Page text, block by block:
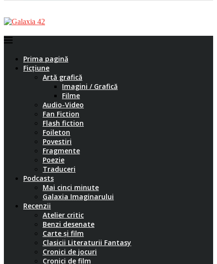
Prima pagină
Ficțiune
Artă grafică
Imagini / Grafică
Filme
Audio-Video
Fan Fiction
Flash fiction
Foileton
Povestiri
Fragmente
Poezie
Traduceri
Podcasts
Mai cinci minute
Galaxia Imaginarului
Recenzii
Atelier critic
Benzi desenate
Carte și film
Clasicii Literaturii Fantasy
Cronici de jocuri
Cronici de film